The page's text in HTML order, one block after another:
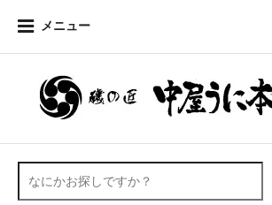
メニュー